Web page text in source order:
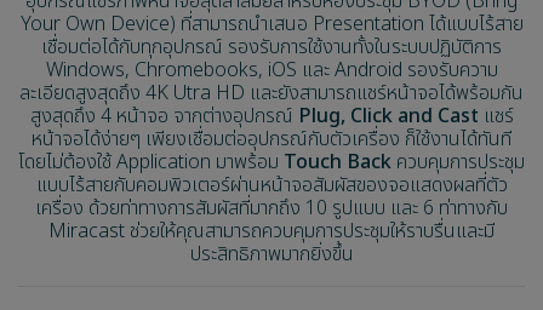
Your Own Device) ที่สามารถนำเสนอ Presentation ได้แบบไร้สาย
เชื่อมต่อได้กับทุกอุปกรณ์ รองรับการใช้งานทั้งในระบบปฏิบัติการ
Windows, Chromebooks, iOS และ Android รองรับความ
ละเอียดสูงสุดถึง 4K Utra HD และยังสามารถแชร์หน้าจอได้พร้อมกัน
สูงสุดถึง 4 หน้าจอ จากต่างอุปกรณ์ Plug, Click and Cast แชร์
หน้าจอได้ง่ายๆ เพียงเชื่อมต่ออุปกรณ์กับตัวเครื่อง ก็ใช้งานได้ทันที
โดยไม่ต้องใช้ Application มาพร้อม Touch Back ควบคุมการประชุม
แบบไร้สายกับคอมพิวเตอร์ผ่านหน้าจอสัมผัสของจอแสดงผลที่ตัว
เครื่อง ด้วยท่าทางการสัมผัสที่มากถึง 10 รูปแบบ และ 6 ท่าทางกับ
Miracast ช่วยให้คุณสามารถควบคุมการประชุมให้ราบรื่นและมี
ประสิทธิภาพมากยิ่งขึ้น